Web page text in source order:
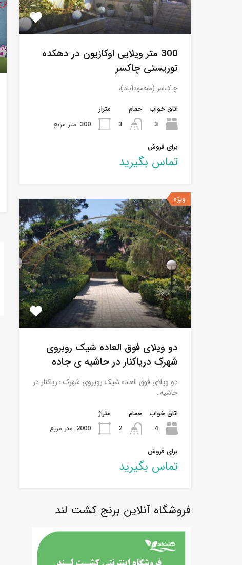
300 متر ویلایی اوکازیون در دهکده
توریستی چاکسر
چاک‌سر (محمودآباد)،
اتاق خواب
3
حمام
3
متراژ
300 متر مربع
برای فروش
تماس بگیرید
ویژه
دو ویلای فوق العاده شیک روبروی
شهرک دریاکنار در حاشیه ی جاده
دو ویلای فوق العاده شیک روبروی شهرک دریاکنار در
حاشیه…
اتاق خواب
4
حمام
2
متراژ
2000 متر مربع
برای فروش
تماس بگیرید
فروشگاه آنلاین برنج کشت لند